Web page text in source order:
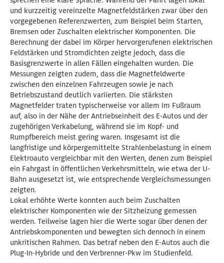
und kurzzeitig vereinzelte Magnetfeldstärken zwar über den
vorgegebenen Referenzwerten, zum Beispiel beim Starten,
Bremsen oder Zuschalten elektrischer Komponenten. Die
Berechnung der dabei im Körper hervorgerufenen elektrischen
Feldstärken und Stromdichten zeigte jedoch, dass die
Basisgrenzwerte in allen Fällen eingehalten wurden. Die
Messungen zeigten zudem, dass die Magnetfeldwerte
zwischen den einzelnen Fahrzeugen sowie je nach
Betriebszustand deutlich variierten. Die stärksten
Magnetfelder traten typischerweise vor allem im Fußraum
auf, also in der Nähe der Antriebseinheit des E-Autos und der
zugehörigen Verkabelung, während sie im Kopf- und
Rumpfbereich meist gering waren. Insgesamt ist die
langfristige und körpergemittelte Strahlenbelastung in einem
Elektroauto vergleichbar mit den Werten, denen zum Beispiel
ein Fahrgast in öffentlichen Verkehrsmitteln, wie etwa der U-
Bahn ausgesetzt ist, wie entsprechende Vergleichsmessungen
zeigten.
Lokal erhöhte Werte konnten auch beim Zuschalten
elektrischer Komponenten wie der Sitzheizung gemessen
werden. Teilweise lagen hier die Werte sogar über denen der
Antriebskomponenten und bewegten sich dennoch in einem
unkritischen Rahmen. Das betraf neben den E-Autos auch die
Plug-In-Hybride und den Verbrenner-Pkw im Studienfeld.